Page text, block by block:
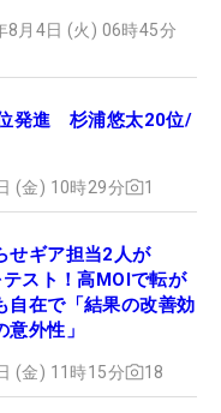
8月4日 (火) 06時45分
発進 杉浦悠太20位/
(金) 10時29分 1
せギア担当2人が
テスト！高MOIで転が
自在で「結果の改善効
外性」
(金) 11時15分 18